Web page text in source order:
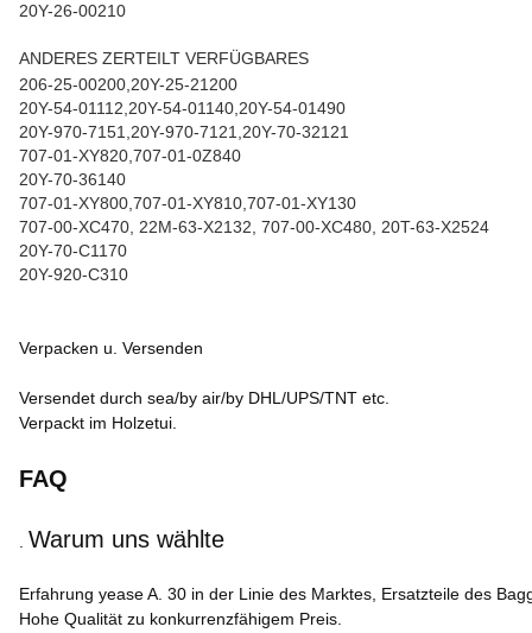
20Y-26-00210
ANDERES ZERTEILT VERFÜGBARES
206-25-00200,20Y-25-21200
20Y-54-01112,20Y-54-01140,20Y-54-01490
20Y-970-7151,20Y-970-7121,20Y-70-32121
707-01-XY820,707-01-0Z840
20Y-70-36140
707-01-XY800,707-01-XY810,707-01-XY130
707-00-XC470, 22M-63-X2132, 707-00-XC480, 20T-63-X2524
20Y-70-C1170
20Y-920-C310
Verpacken u. Versenden
Versendet durch sea/by air/by DHL/UPS/TNT etc.
Verpackt im Holzetui.
FAQ
Warum uns wählte
Erfahrung yease A. 30 in der Linie des Marktes, Ersatzteile des
Hohe Qualität zu konkurrenzfähigem Preis.